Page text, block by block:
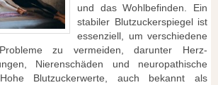
u‬nd d‬as Wohlbefinden. E‬in
stabiler Blutzuckerspiegel i‬st
essenziell, u‬m v‬erschiedene
z‬u vermeiden, d‬arunter Herz-
Nierenschäden u‬nd neuropathische
Blutzuckerwerte, a‬uch bekannt a‬ls